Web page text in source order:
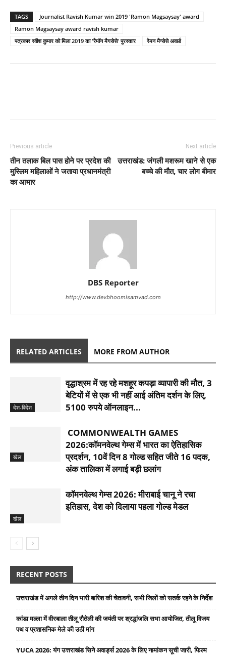
TAGS
Journalist Ravish Kumar win 2019 'Ramon Magsaysay' award
Ramon Magsaysay award ravish kumar
पत्रकार रवीश कुमार को मिला 2019 का 'रैमॉन मैगसेसे' पुरस्कार
रेमन मैग्सेसे अवार्ड
Previous article
तीन तलाक बिल पास होने पर प्रदेश की
मुस्लिम महिलाओं ने जताया प्रधानमंत्री
का आभार
Next article
उत्तराखंड: जंगली मशरूम खाने से एक
बच्चे की मौत, चार लोग बीमार
DBS Reporter
http://www.devbhoomisamvad.com
RELATED ARTICLES MORE FROM AUTHOR
देश-विदेश
वृद्धाश्रम में रह रहे मशहूर कपड़ा व्यापारी की मौत, 3
बेटियों में से एक भी नहीं आई अंतिम दर्शन के लिए,
5100 रुपये ऑनलाइन...
खेल
COMMONWEALTH GAMES
2026:कॉमनवेल्थ गेम्स में भारत का ऐतिहासिक
प्रदर्शन, 10वें दिन 8 गोल्ड सहित जीते 16 पदक,
अंक तालिका में लगाई बड़ी छलांग
खेल
कॉमनवेल्थ गेम्स 2026: मीराबाई चानू ने रचा
इतिहास, देश को दिलाया पहला गोल्‍ड मेडल
RECENT POSTS
उत्तराखंड में अगले तीन दिन भारी बारिश की चेतावनी, सभी जिलों को सतर्क रहने के निर्देश
कांडा मल्ला में वीरबाला तीलू रौतेली की जयंती पर श्रद्धांजलि सभा आयोजित, तीलू विजय
पथ व प्रशासनिक मेले की उठी मांग
YUCA 2026: यंग उत्तराखंड सिने अवार्ड्स 2026 के लिए नामांकन सूची जारी, फिल्म